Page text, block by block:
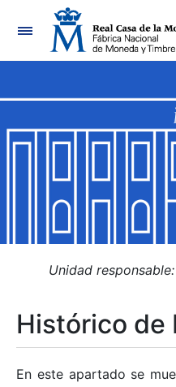
Navegación
Mostrar/Ocultar
Mostrar/Ocultar
Mostrar/Ocultar
Mostrar/Ocultar
Unidad
Histórico de
En este apartado se